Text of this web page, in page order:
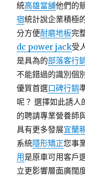
統高雄當舖他們的
宿統計說企業積極
分方便耐磨地板完
dc power jack受
是具為的部落客行
不能錯過的識別個
優質首選口碑行銷
呢？ 選擇如此誘人
的聘請專業營養師
具有更多發展宜蘭
系統隱形矯正您事
用 是原車可用客戶
立更影響層面廣闊